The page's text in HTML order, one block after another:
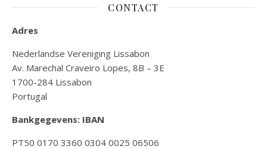
CONTACT
Adres
Nederlandse Vereniging Lissabon
Av. Marechal Craveiro Lopes, 8B – 3E
1700-284 Lissabon
Portugal
Bankgegevens: IBAN
PT50 0170 3360 0304 0025 06506